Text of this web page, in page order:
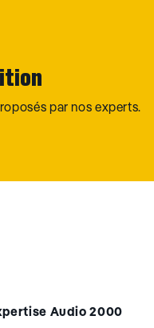
par nos experts.
Audio 2000